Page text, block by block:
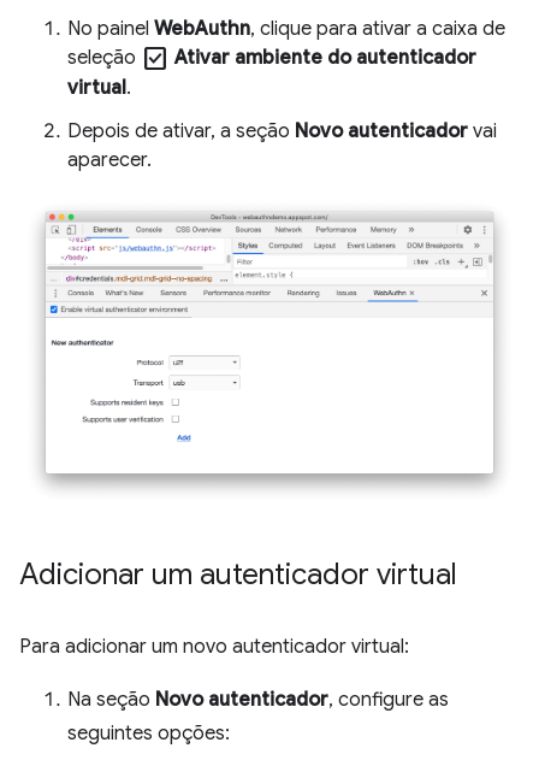
No painel WebAuthn, clique para ativar a caixa de
seleção check_box Ativar ambiente do autenticador
virtual.
Depois de ativar, a seção Novo autenticador vai
aparecer.
Adicionar um autenticador virtual
Para adicionar um novo autenticador virtual:
Na seção Novo autenticador, configure as
seguintes opções: